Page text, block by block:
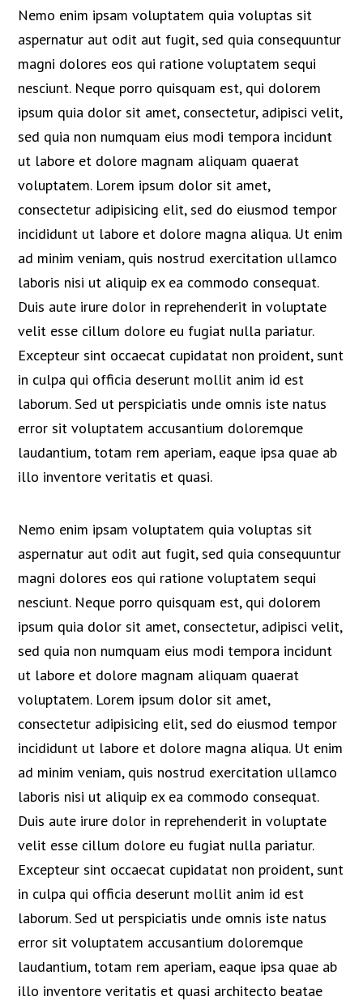
Nemo enim ipsam voluptatem quia voluptas sit
aspernatur aut odit aut fugit, sed quia consequuntur
magni dolores eos qui ratione voluptatem sequi
nesciunt. Neque porro quisquam est, qui dolorem
ipsum quia dolor sit amet, consectetur, adipisci velit,
sed quia non numquam eius modi tempora incidunt
ut labore et dolore magnam aliquam quaerat
voluptatem. Lorem ipsum dolor sit amet,
consectetur adipisicing elit, sed do eiusmod tempor
incididunt ut labore et dolore magna aliqua. Ut enim
ad minim veniam, quis nostrud exercitation ullamco
laboris nisi ut aliquip ex ea commodo consequat.
Duis aute irure dolor in reprehenderit in voluptate
velit esse cillum dolore eu fugiat nulla pariatur.
Excepteur sint occaecat cupidatat non proident, sunt
in culpa qui officia deserunt mollit anim id est
laborum. Sed ut perspiciatis unde omnis iste natus
error sit voluptatem accusantium doloremque
laudantium, totam rem aperiam, eaque ipsa quae ab
illo inventore veritatis et quasi.
Nemo enim ipsam voluptatem quia voluptas sit
aspernatur aut odit aut fugit, sed quia consequuntur
magni dolores eos qui ratione voluptatem sequi
nesciunt. Neque porro quisquam est, qui dolorem
ipsum quia dolor sit amet, consectetur, adipisci velit,
sed quia non numquam eius modi tempora incidunt
ut labore et dolore magnam aliquam quaerat
voluptatem. Lorem ipsum dolor sit amet,
consectetur adipisicing elit, sed do eiusmod tempor
incididunt ut labore et dolore magna aliqua. Ut enim
ad minim veniam, quis nostrud exercitation ullamco
laboris nisi ut aliquip ex ea commodo consequat.
Duis aute irure dolor in reprehenderit in voluptate
velit esse cillum dolore eu fugiat nulla pariatur.
Excepteur sint occaecat cupidatat non proident, sunt
in culpa qui officia deserunt mollit anim id est
laborum. Sed ut perspiciatis unde omnis iste natus
error sit voluptatem accusantium doloremque
laudantium, totam rem aperiam, eaque ipsa quae ab
illo inventore veritatis et quasi architecto beatae